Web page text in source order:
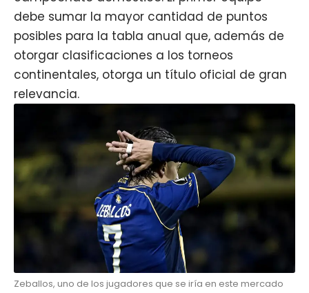
debe sumar la mayor cantidad de puntos
posibles para la tabla anual que, además de
otorgar clasificaciones a los torneos
continentales, otorga un título oficial de gran
relevancia.
Zeballos, uno de los jugadores que se iría en este mercado